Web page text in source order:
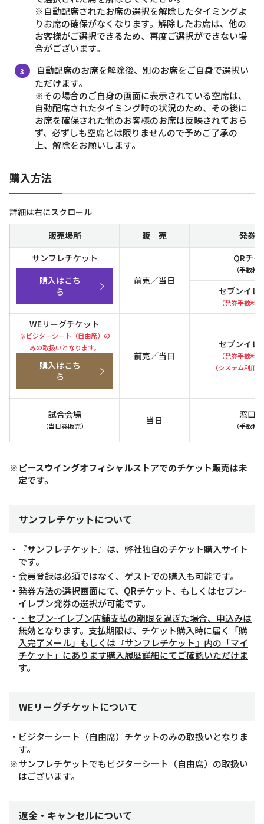
※自動配席されたお席の選択を解除したタイミングよ
りお席の確保がなくなります。解除したお席は、他の
お客様がご選択できるため、再度ご選択ができない場
合がございます。
自動配席のお席を解除後、別のお席をご自身で選択い
ただけます。
※その場合のご自身の画面に表示されている空席は、
自動配席されたタイミング時の状況のため、その後に
お席を確保された他のお客様のお席は反映されておら
ず、必ずしも空席とは限りませんので予めご了承の
上、解除をお願いします。
購入方法
詳細は右にスクロール
販売場所
販 売
発券
サンフレチケット
購入はこち
ら
前売／当日
QRチ
（手数料
セブンイレ
（発券手数料
WEリーグチケット
※ビジターシート（自由席）の
みの取扱いとなります。
購入はこち
ら
前売／当日
セブンイレ
（発券手数料
（システム利用
試合会場
（当日券販売） 当日 窓口
（手数料
※ピースウイングオフィシャルストアでのチケット販売は未
定です。
サンフレチケットについて
・『サンフレチケット』は、弊社独自のチケット購入サイト
です。
・会員登録は必須ではなく、ゲストでの購入も可能です。
・発券方法の選択画面にて、QRチケット、もしくはセブン-
イレブン発券の選択が可能です。
・ ・セブン-イレブン店舗支払の期限を過ぎた場合、申込みは
無効となります。支払期限は、チケット購入時に届く「購
入完了メール」もしくは『サンフレチケット』内の「マイ
チケット」にあります購入履歴詳細にてご確認いただけま
す。
WEリーグチケットについて
・ビジターシート（自由席）チケットのみの取扱いとなりま
す。
※サンフレチケットでもビジターシート（自由席）の取扱い
はございます。
返金・キャンセルについて